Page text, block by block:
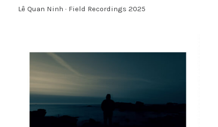
Lê Quan Ninh · Field Recordings 2025